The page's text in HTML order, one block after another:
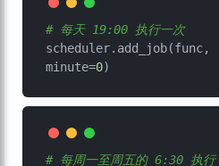
# 每天 19:00 执行一次
scheduler.add_job(func,
minute=0
# 每周一至周五的 6:30 执行